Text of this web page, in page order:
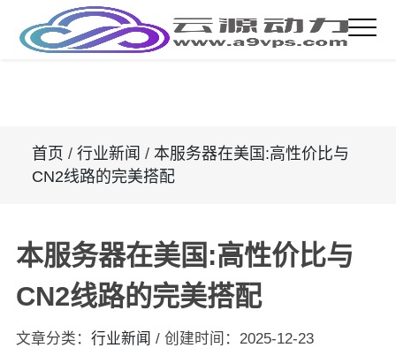
首页 / 行业新闻 / 本服务器在美国:高性价比与
CN2线路的完美搭配
本服务器在美国:高性价比与
CN2线路的完美搭配
文章分类： 行业新闻 / 创建时间： 2025-12-23